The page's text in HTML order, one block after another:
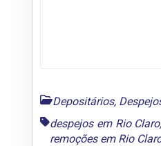
Depositários,
despejos em Rio Claro,
remoções em Rio